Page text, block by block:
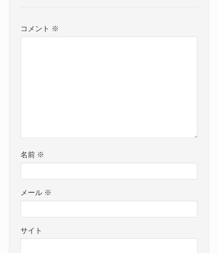
コメント ※
名前 ※
メール ※
サイト